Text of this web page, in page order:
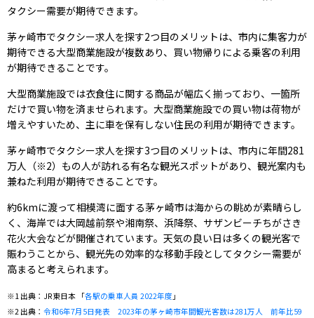
タクシー需要が期待できます。
茅ヶ崎市でタクシー求人を探す2つ目のメリットは、市内に集客力が
期待できる大型商業施設が複数あり、買い物帰りによる乗客の利用
が期待できることです。
大型商業施設では衣食住に関する商品が幅広く揃っており、一箇所
だけで買い物を済ませられます。大型商業施設での買い物は荷物が
増えやすいため、主に車を保有しない住民の利用が期待できます。
茅ヶ崎市でタクシー求人を探す3つ目のメリットは、市内に年間281
万人（※2）もの人が訪れる有名な観光スポットがあり、観光案内も
兼ねた利用が期待できることです。
約6kmに渡って相模湾に面する茅ヶ崎市は海からの眺めが素晴らし
く、海岸では大岡越前祭や湘南祭、浜降祭、サザンビーチちがさき
花火大会などが開催されています。天気の良い日は多くの観光客で
賑わうことから、観光先の効率的な移動手段としてタクシー需要が
高まると考えられます。
※1 出典：JR東日本 「各駅の乗車人員 2022年度 」
※2 出典： 令和6年7月5日発表 2023年の茅ヶ崎市年間観光客数は281万人 前年比59